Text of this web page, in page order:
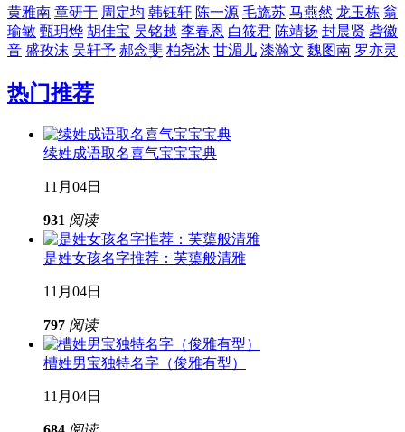
黄雅南 章研于 周定均 韩钰轩 陈一源 毛旒苏 马燕然 龙玉栋 翁
瑜敏 甄玥烨 胡佳宝 吴铭越 李春恩 白筱君 陈靖扬 封晨贤 砦徽
音 盛孜沫 吴轩予 郝念斐 柏尧沐 甘湄儿 漆瀚文 魏图南 罗亦灵
热门推荐
续姓成语取名喜气宝宝宝典
11月04日
931 阅读
是姓女孩名字推荐：芙蕖般清雅
11月04日
797 阅读
槽姓男宝独特名字（俊雅有型）
11月04日